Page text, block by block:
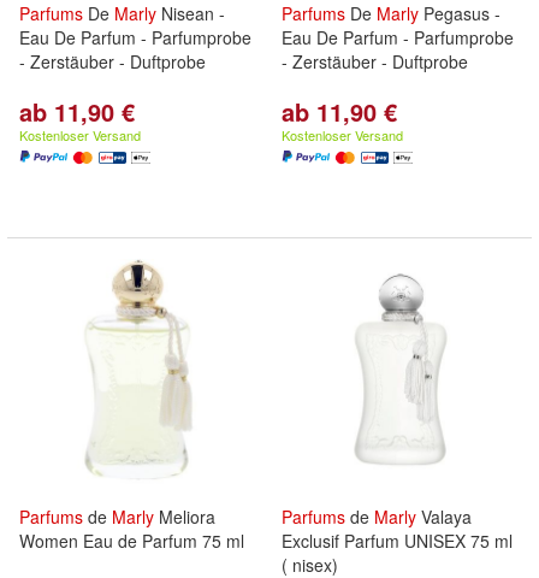
Parfums De Marly Nisean -
Eau De Parfum - Parfumprobe
- Zerstäuber - Duftprobe
ab 11,90 €
Kostenloser Versand
Parfums De Marly Pegasus -
Eau De Parfum - Parfumprobe
- Zerstäuber - Duftprobe
ab 11,90 €
Kostenloser Versand
Parfums de Marly Meliora
Women Eau de Parfum 75 ml
Parfums de Marly Valaya
Exclusif Parfum UNISEX 75 ml
( nisex)